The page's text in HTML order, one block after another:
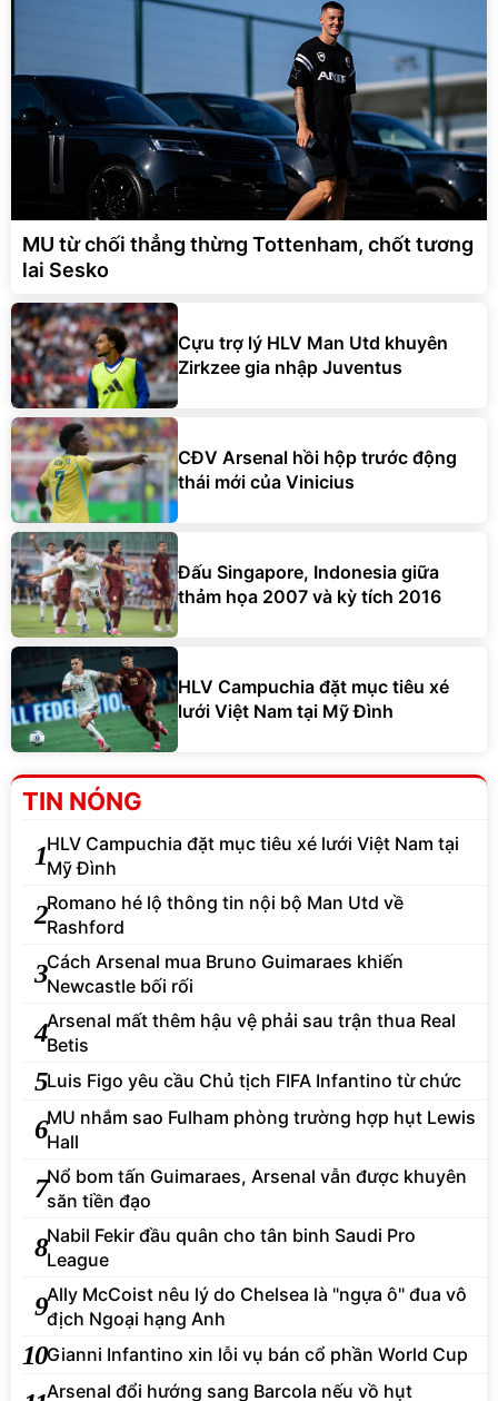
MU từ chối thẳng thừng Tottenham, chốt tương
lai Sesko
Cựu trợ lý HLV Man Utd khuyên
Zirkzee gia nhập Juventus
CĐV Arsenal hồi hộp trước động
thái mới của Vinicius
Đấu Singapore, Indonesia giữa
thảm họa 2007 và kỳ tích 2016
HLV Campuchia đặt mục tiêu xé
lưới Việt Nam tại Mỹ Đình
TIN NÓNG
1HLV Campuchia đặt mục tiêu xé lưới Việt Nam tại
Mỹ Đình
2Romano hé lộ thông tin nội bộ Man Utd về
Rashford
3Cách Arsenal mua Bruno Guimaraes khiến
Newcastle bối rối
4Arsenal mất thêm hậu vệ phải sau trận thua Real
Betis
5Luis Figo yêu cầu Chủ tịch FIFA Infantino từ chức
6MU nhắm sao Fulham phòng trường hợp hụt Lewis
Hall
7Nổ bom tấn Guimaraes, Arsenal vẫn được khuyên
săn tiền đạo
8Nabil Fekir đầu quân cho tân binh Saudi Pro
League
9Ally McCoist nêu lý do Chelsea là "ngựa ô" đua vô
địch Ngoại hạng Anh
10Gianni Infantino xin lỗi vụ bán cổ phần World Cup
Arsenal đổi hướng sang Barcola nếu vồ hụt